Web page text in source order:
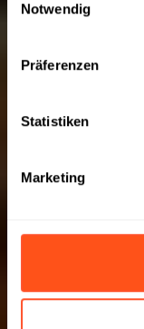
Notwendig
Präferenzen
Statistiken
Marketing